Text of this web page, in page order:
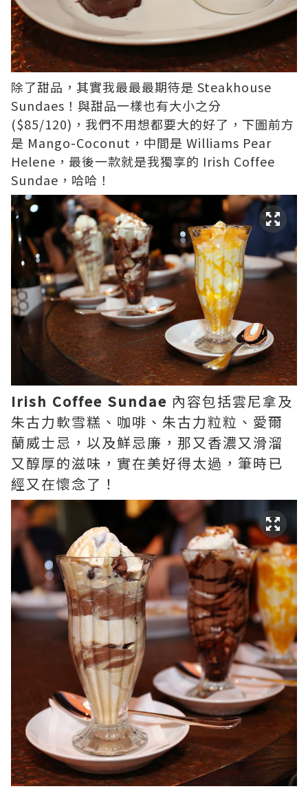
除了甜品，其實我最最最期待是 Steakhouse
Sundaes！與甜品一樣也有大小之分
($85/120)，我們不用想都要大的好了，下圖前方
是 Mango-Coconut，中間是 Williams Pear
Helene，最後一款就是我獨享的 Irish Coffee
Sundae，哈哈！
Irish Coffee Sundae 內容包括雲尼拿及
朱古力軟雪糕、咖啡、朱古力粒粒、愛爾
蘭威士忌，以及鮮忌廉，那又香濃又滑溜
又醇厚的滋味，實在美好得太過，筆時已
經又在懷念了！